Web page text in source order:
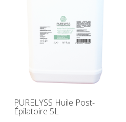
PURELYSS Huile Post-
Épilatoire 5L